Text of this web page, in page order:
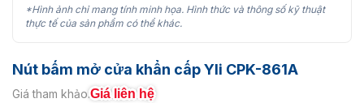
*Hình ảnh chỉ mang tính minh họa. Hình thức và thông số kỹ thuật
thực tế của sản phẩm có thể khác.
Nút bấm mở cửa khẩn cấp Yli CPK-861A
Giá tham khảo:Giá liên hệ